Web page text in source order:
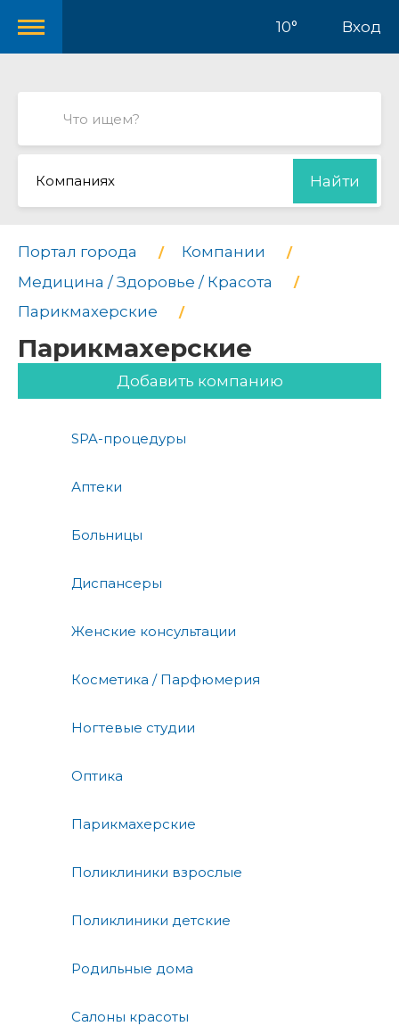
10° Вход
Компаниях Найти
Портал города
Компании
Медицина / Здоровье / Красота
Парикмахерские
Парикмахерские
Добавить компанию
SPA-процедуры
Аптеки
Больницы
Диспансеры
Женские консультации
Косметика / Парфюмерия
Ногтевые студии
Оптика
Парикмахерские
Поликлиники взрослые
Поликлиники детские
Родильные дома
Салоны красоты